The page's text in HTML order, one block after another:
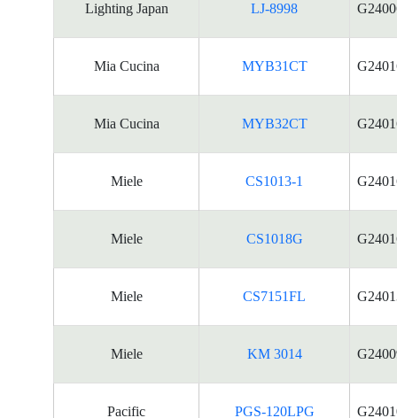
Lighting Japan LJ-8998
Mia Cucina MYB31CT
Mia Cucina MYB32CT
Miele CS1013-1
Miele CS1018G
Miele CS7151FL
Miele KM 3014
Pacific PGS-120LPG